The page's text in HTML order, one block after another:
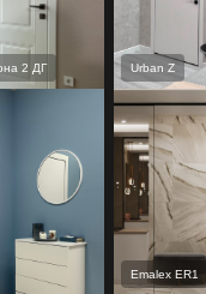
2 ДГ Urban Z
Emalex ER1